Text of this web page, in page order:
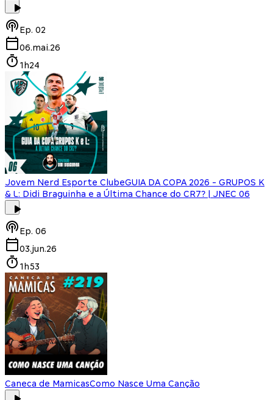
Ep. 02
06.mai.26
1h24
Jovem Nerd Esporte ClubeGUIA DA COPA 2026 - GRUPOS K
& L: Didi Braguinha e a Última Chance do CR7? | JNEC 06
Ep. 06
03.jun.26
1h53
Caneca de MamicasComo Nasce Uma Canção